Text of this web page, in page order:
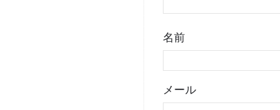
名前
メール